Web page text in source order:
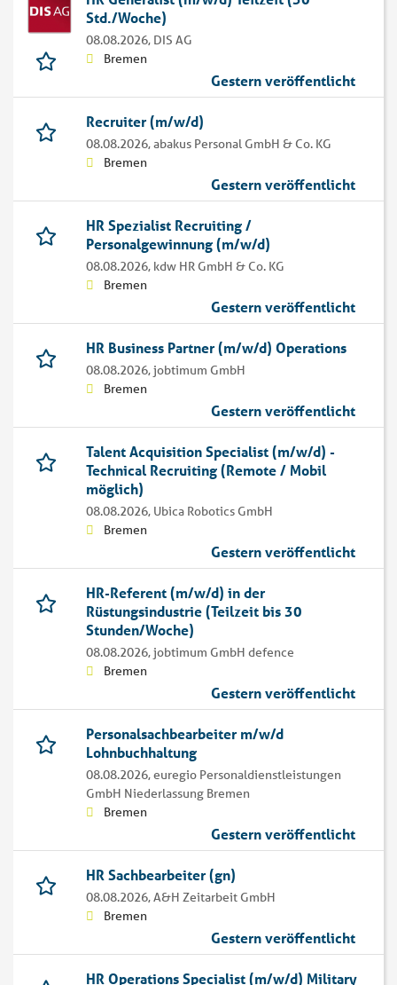
Std./Woche)
08.08.2026, DIS AG
Bremen
Gestern veröffentlicht
Recruiter (m/w/d)
08.08.2026,abakus Personal GmbH & Co. KG
Bremen
Gestern veröffentlicht
HR Spezialist Recruiting /
Personalgewinnung (m/w/d)
08.08.2026, kdw HR GmbH & Co. KG
Bremen
Gestern veröffentlicht
HR Business Partner (m/w/d) Operations
08.08.2026,jobtimum GmbH
Bremen
Gestern veröffentlicht
Talent Acquisition Specialist (m/w/d) -
Technical Recruiting (Remote / Mobil
möglich)
08.08.2026, Ubica Robotics GmbH
Bremen
Gestern veröffentlicht
HR-Referent (m/w/d) in der
Rüstungsindustrie (Teilzeit bis 30
Stunden/Woche)
08.08.2026,jobtimum GmbH defence
Bremen
Gestern veröffentlicht
Personalsachbearbeiter m/w/d
Lohnbuchhaltung
08.08.2026,euregio Personaldienstleistungen
GmbH Niederlassung Bremen
Bremen
Gestern veröffentlicht
HR Sachbearbeiter (gn)
08.08.2026,A&H Zeitarbeit GmbH
Bremen
Gestern veröffentlicht
HR Operations Specialist (m/w/d) Military